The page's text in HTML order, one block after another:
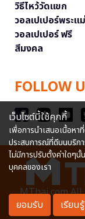
วิธีไหว้วัดแขก
วอลเปเปอร์พระ
วอลเปเปอร์ ฟรี
สีมงคล
FOLLOW
MThai.com All
อิเ
เว็บไซต์นี้ใช้คุกกี้
เพื่อการนำเสนอเนื้อห
ประสบการณ์ที่ดีบนบริกา
ไม่มีการปรับตั้งค่าใดๆ
บุคคลของเรา
ยอมรับ เรียน